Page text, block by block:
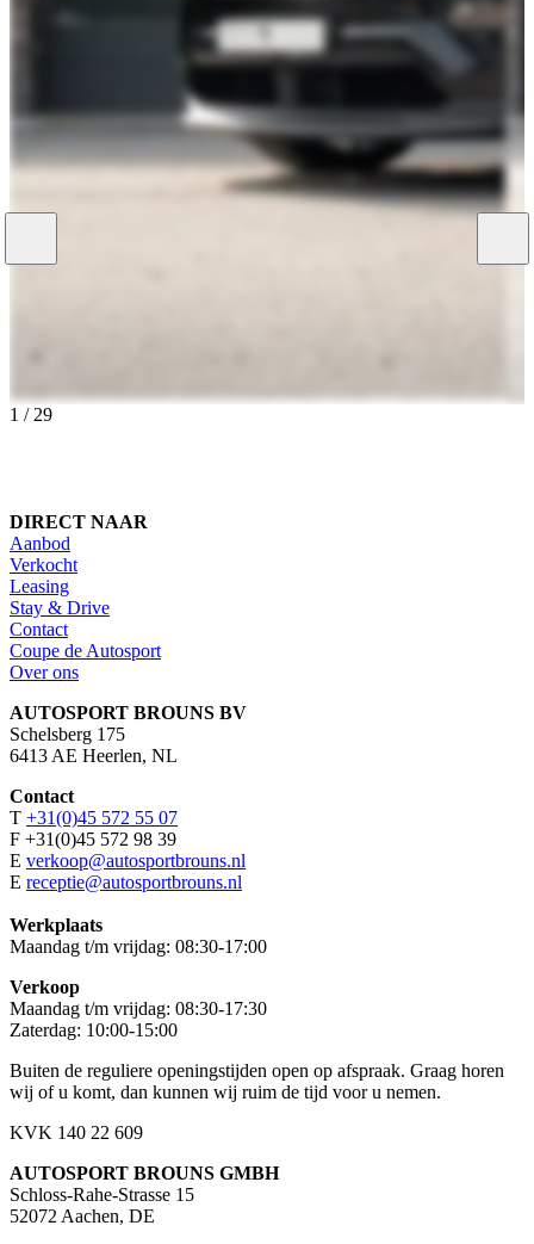
1 / 29
DIRECT NAAR
Aanbod
Verkocht
Leasing
Stay & Drive
Contact
Coupe de Autosport
Over ons
AUTOSPORT BROUNS BV
Schelsberg 175
6413 AE Heerlen, NL
Contact
T +31(0)45 572 55 07
F +31(0)45 572 98 39
E verkoop@autosportbrouns.nl
E receptie@autosportbrouns.nl
Werkplaats
Maandag t/m vrijdag: 08:30-17:00
Verkoop
Maandag t/m vrijdag: 08:30-17:30
Zaterdag: 10:00-15:00
Buiten de reguliere openingstijden open op afspraak. Graag horen
wij of u komt, dan kunnen wij ruim de tijd voor u nemen.
KVK 140 22 609
AUTOSPORT BROUNS GMBH
Schloss-Rahe-Strasse 15
52072 Aachen, DE